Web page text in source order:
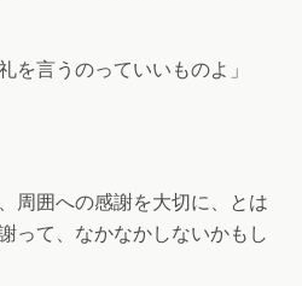
を言うのっていいものよ」
周囲への感謝を大切に、とは
って、なかなかしないかもし